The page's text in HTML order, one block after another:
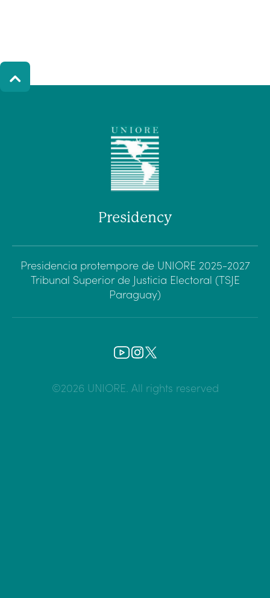
Presidency
Presidencia protempore de UNIORE 2025-2027
Tribunal Superior de Justicia Electoral (TSJE
Paraguay)
©2026 UNIORE. All rights reserved